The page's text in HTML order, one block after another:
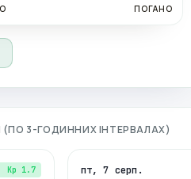
ПОГАНО
(ПО 3-ГОДИННИХ ІНТЕРВАЛАХ)
Kp 1.7 пт, 7 серп.